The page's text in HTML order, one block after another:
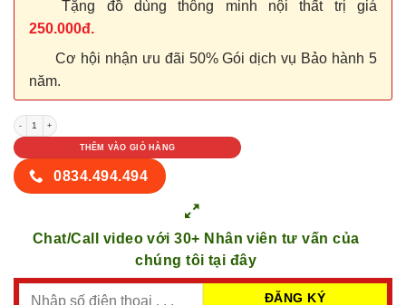
Tặng đồ dùng thông minh nội thất trị giá
250.000đ.
Cơ hội nhận ưu đãi 50% Gói dịch vụ Bảo hành 5
năm.
CỬA NHỰA ABS HÀN QUỐC KOS 118-MQ808 (2) số lượng
THÊM VÀO GIỎ HÀNG
0834.494.494
Chat/Call video với 30+ Nhân viên tư vấn của
chúng tôi tại đây